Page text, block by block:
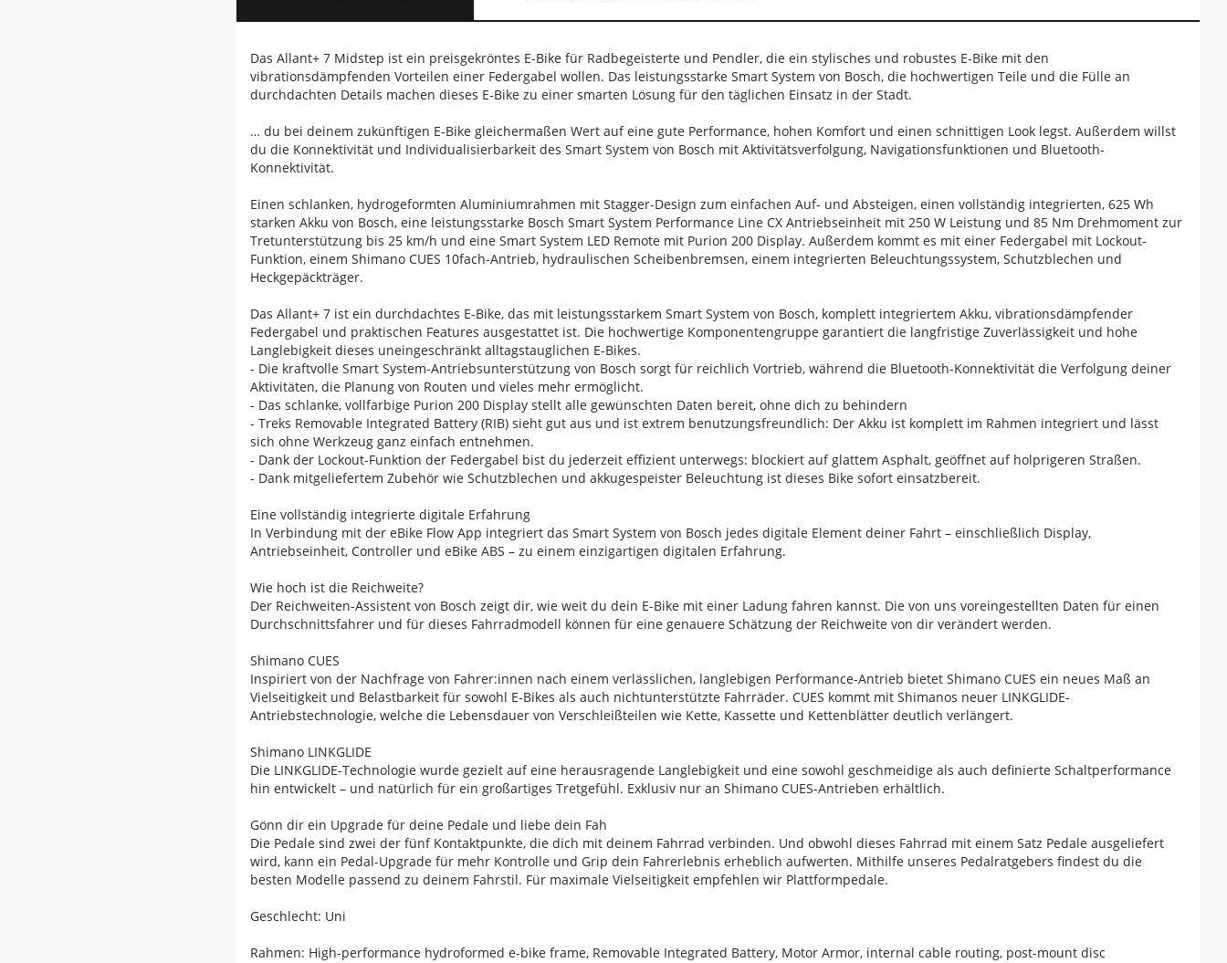
Das Allant+ 7 Midstep ist ein preisgekröntes E-Bike für Radbegeisterte und Pendler, die ein stylisches und robustes E-Bike mit den
vibrationsdämpfenden Vorteilen einer Federgabel wollen. Das leistungsstarke Smart System von Bosch, die hochwertigen Teile und die Fülle an
durchdachten Details machen dieses E-Bike zu einer smarten Lösung für den täglichen Einsatz in der Stadt.
… du bei deinem zukünftigen E-Bike gleichermaßen Wert auf eine gute Performance, hohen Komfort und einen schnittigen Look legst. Außerdem willst
du die Konnektivität und Individualisierbarkeit des Smart System von Bosch mit Aktivitätsverfolgung, Navigationsfunktionen und Bluetooth-
Konnektivität.
Einen schlanken, hydrogeformten Aluminiumrahmen mit Stagger-Design zum einfachen Auf- und Absteigen, einen vollständig integrierten, 625 Wh
starken Akku von Bosch, eine leistungsstarke Bosch Smart System Performance Line CX Antriebseinheit mit 250 W Leistung und 85 Nm Drehmoment zur
Tretunterstützung bis 25 km/h und eine Smart System LED Remote mit Purion 200 Display. Außerdem kommt es mit einer Federgabel mit Lockout-
Funktion, einem Shimano CUES 10fach-Antrieb, hydraulischen Scheibenbremsen, einem integrierten Beleuchtungssystem, Schutzblechen und
Heckgepäckträger.
Das Allant+ 7 ist ein durchdachtes E-Bike, das mit leistungsstarkem Smart System von Bosch, komplett integriertem Akku, vibrationsdämpfender
Federgabel und praktischen Features ausgestattet ist. Die hochwertige Komponentengruppe garantiert die langfristige Zuverlässigkeit und hohe
Langlebigkeit dieses uneingeschränkt alltagstauglichen E-Bikes.
- Die kraftvolle Smart System-Antriebsunterstützung von Bosch sorgt für reichlich Vortrieb, während die Bluetooth-Konnektivität die Verfolgung deiner
Aktivitäten, die Planung von Routen und vieles mehr ermöglicht.
- Das schlanke, vollfarbige Purion 200 Display stellt alle gewünschten Daten bereit, ohne dich zu behindern
- Treks Removable Integrated Battery (RIB) sieht gut aus und ist extrem benutzungsfreundlich: Der Akku ist komplett im Rahmen integriert und lässt
sich ohne Werkzeug ganz einfach entnehmen.
- Dank der Lockout-Funktion der Federgabel bist du jederzeit effizient unterwegs: blockiert auf glattem Asphalt, geöffnet auf holprigeren Straßen.
- Dank mitgeliefertem Zubehör wie Schutzblechen und akkugespeister Beleuchtung ist dieses Bike sofort einsatzbereit.
Eine vollständig integrierte digitale Erfahrung
In Verbindung mit der eBike Flow App integriert das Smart System von Bosch jedes digitale Element deiner Fahrt – einschließlich Display,
Antriebseinheit, Controller und eBike ABS – zu einem einzigartigen digitalen Erfahrung.
Wie hoch ist die Reichweite?
Der Reichweiten-Assistent von Bosch zeigt dir, wie weit du dein E-Bike mit einer Ladung fahren kannst. Die von uns voreingestellten Daten für einen
Durchschnittsfahrer und für dieses Fahrradmodell können für eine genauere Schätzung der Reichweite von dir verändert werden.
Shimano CUES
Inspiriert von der Nachfrage von Fahrer:innen nach einem verlässlichen, langlebigen Performance-Antrieb bietet Shimano CUES ein neues Maß an
Vielseitigkeit und Belastbarkeit für sowohl E-Bikes als auch nichtunterstützte Fahrräder. CUES kommt mit Shimanos neuer LINKGLIDE-
Antriebstechnologie, welche die Lebensdauer von Verschleißteilen wie Kette, Kassette und Kettenblätter deutlich verlängert.
Shimano LINKGLIDE
Die LINKGLIDE-Technologie wurde gezielt auf eine herausragende Langlebigkeit und eine sowohl geschmeidige als auch definierte Schaltperformance
hin entwickelt – und natürlich für ein großartiges Tretgefühl. Exklusiv nur an Shimano CUES-Antrieben erhältlich.
Gönn dir ein Upgrade für deine Pedale und liebe dein Fah
Die Pedale sind zwei der fünf Kontaktpunkte, die dich mit deinem Fahrrad verbinden. Und obwohl dieses Fahrrad mit einem Satz Pedale ausgeliefert
wird, kann ein Pedal-Upgrade für mehr Kontrolle und Grip dein Fahrerlebnis erheblich aufwerten. Mithilfe unseres Pedalratgebers findest du die
besten Modelle passend zu deinem Fahrstil. Für maximale Vielseitigkeit empfehlen wir Plattformpedale.
Geschlecht: Uni
Rahmen: High-performance hydroformed e-bike frame, Removable Integrated Battery, Motor Armor, internal cable routing, post-mount disc